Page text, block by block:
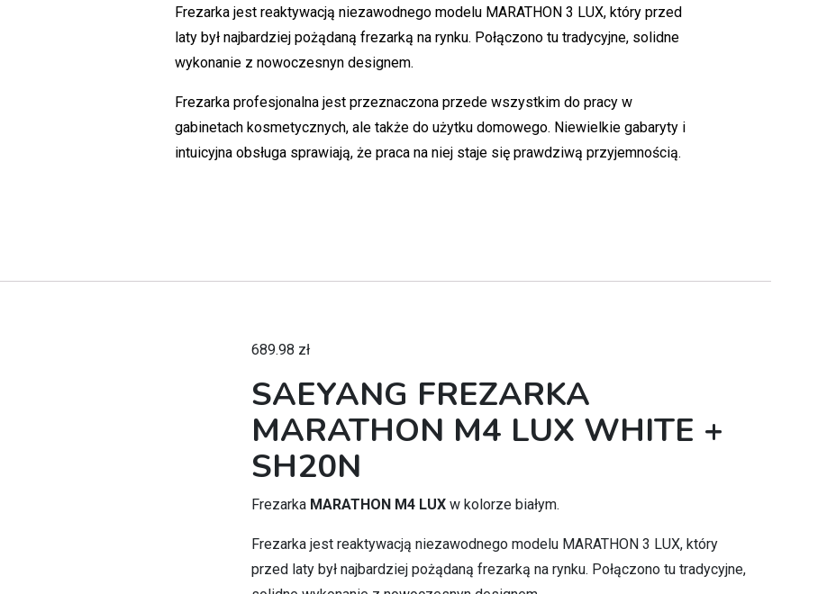
Frezarka jest reaktywacją niezawodnego modelu MARATHON 3 LUX, który przed
laty był najbardziej pożądaną frezarką na rynku. Połączono tu tradycyjne, solidne
wykonanie z nowoczesnyn designem.
Frezarka profesjonalna jest przeznaczona przede wszystkim do pracy w
gabinetach kosmetycznych, ale także do użytku domowego. Niewielkie gabaryty i
intuicyjna obsługa sprawiają, że praca na niej staje się prawdziwą przyjemnością.
689.98 zł
SAEYANG FREZARKA
MARATHON M4 LUX WHITE +
SH20N
Frezarka MARATHON M4 LUX w kolorze białym.
Frezarka jest reaktywacją niezawodnego modelu MARATHON 3 LUX, który
przed laty był najbardziej pożądaną frezarką na rynku. Połączono tu tradycyjne,